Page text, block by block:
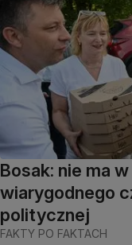
Bosak: nie ma
wiarygodnego
politycznej
FAKTY PO FAKTACH